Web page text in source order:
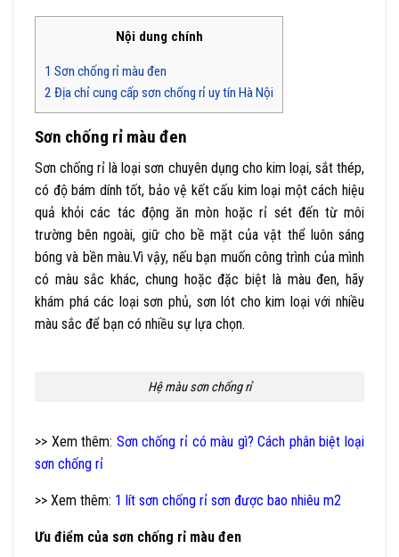
Nội dung chính
1 Sơn chống rỉ màu đen
2 Địa chỉ cung cấp sơn chống rỉ uy tín Hà Nội
Sơn chống rỉ màu đen
Sơn chống rỉ là loại sơn chuyên dụng cho kim loại, sắt thép,
có độ bám dính tốt, bảo vệ kết cấu kim loại một cách hiệu
quả khỏi các tác động ăn mòn hoặc rỉ sét đến từ môi
trường bên ngoài, giữ cho bề mặt của vật thể luôn sáng
bóng và bền màu.Vì vậy, nếu bạn muốn công trình của mình
có màu sắc khác, chung hoặc đặc biệt là màu đen, hãy
khám phá các loại sơn phủ, sơn lót cho kim loại với nhiều
màu sắc để bạn có nhiều sự lựa chọn.
Hệ màu sơn chống rỉ
>> Xem thêm: Sơn chống rỉ có màu gì? Cách phân biệt loại
sơn chống rỉ
>> Xem thêm: 1 lít sơn chống rỉ sơn được bao nhiêu m2
Ưu điểm của sơn chống rỉ màu đen